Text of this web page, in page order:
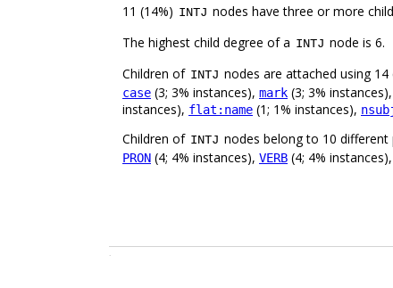
11 (14%) INTJ nodes have three or more
The highest child degree of a INTJ node is 6.
Children of INTJ nodes are attached using
case (3; 3% instances), mark (3; 3% instances),
instances), flat:name (1; 1% instances),
Children of INTJ nodes belong to 10 different
PRON (4; 4% instances), VERB (4; 4% instances),
.